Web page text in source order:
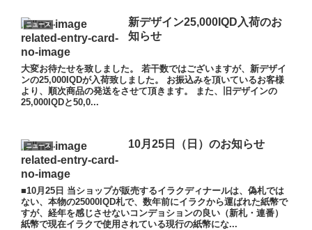
ニュース
新デザイン25,000IQD入荷のお
知らせ
大変お待たせを致しました。 若干数ではございますが、新デザイ
ンの25,000IQDが入荷致しました。 お振込みを頂いているお客様
より、順次商品の発送をさせて頂きます。 また、旧デザインの
25,000IQDと50,0...
ニュース 10月25日（日）のお知らせ
■10月25日 当ショップが販売するイラクディナールは、偽札では
ない、本物の25000IQD札で、数年前にイラクから運ばれた紙幣で
すが、経年を感じさせないコンデョションの良い（新札・連番）
紙幣で現在イラクで使用されている現行の紙幣にな...